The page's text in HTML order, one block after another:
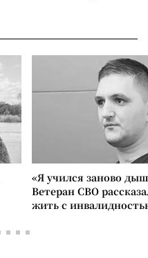
«Я учился заново
Ветеран СВО
жить с